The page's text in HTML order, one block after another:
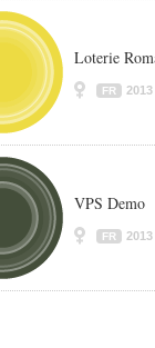
Loterie
FR 2013
VPS Demo
FR 2013